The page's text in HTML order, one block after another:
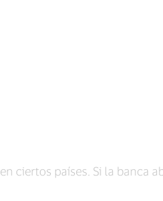
ciertos países. Si la banca